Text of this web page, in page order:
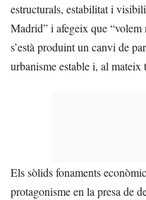
estructurals, estabilitat i
Madrid” i afegeix que
s’està produint un canvi de
urbanisme estable i, al mateix
Els sòlids fonaments
protagonisme en la presa de